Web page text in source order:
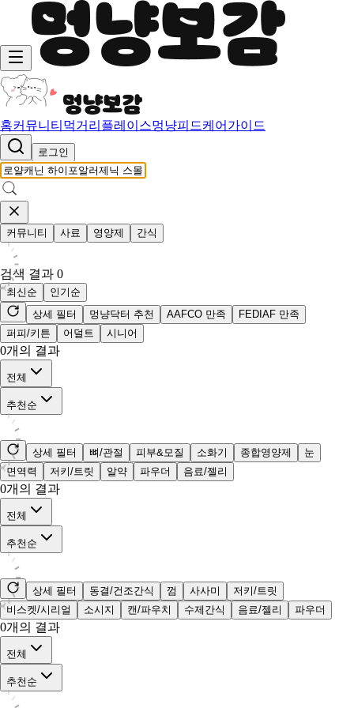
홈커뮤니티 먹거리 플레이스멍냥피드케어가이드
로그인
커뮤니티 사료 영양제 간식
검색 결과 0
최신순
인기순
상세 필터
멍냥닥터 추천 AAFCO 만족
FEDIAF 만족
퍼피/키튼
어덜트 시니어
0개의 결과
전체
추천순
상세 필터 뼈/관절 피부&모질 소화기 종합영양제
눈
면역력
저키/트릿 알약 파우더 음료/젤리
0개의 결과
전체
추천순
상세 필터 동결/건조간식 껌 사사미
저키/트릿
비스켓/시리얼
소시지 캔/파우치 수제간식 음료/젤리 파우더
0개의 결과
전체
추천순